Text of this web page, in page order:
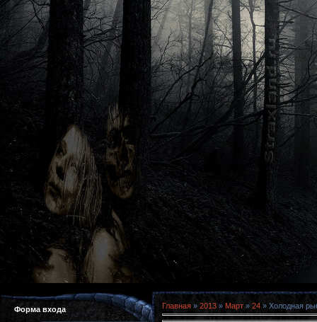
Форма входа Главная » 2013 » Март » 24 » Холодная